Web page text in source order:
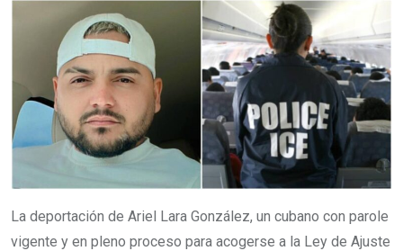
La deportación de Ariel Lara González, un cubano con parole
vigente y en pleno proceso para acogerse a la Ley de Ajuste